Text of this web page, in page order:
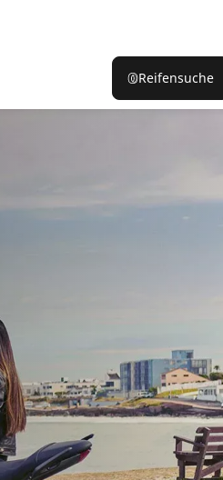
Reifensuche